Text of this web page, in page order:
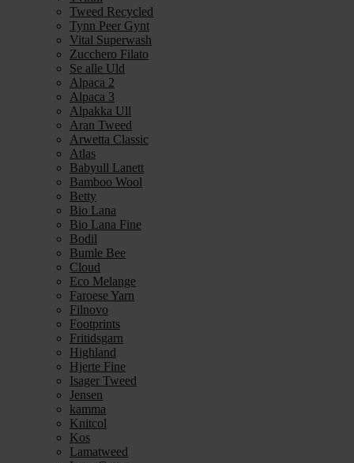
Tweed Recycled
Tynn Peer Gynt
Vital Superwash
Zucchero Filato
Se alle Uld
Alpaca 2
Alpaca 3
Alpakka Ull
Aran Tweed
Arwetta Classic
Atlas
Babyull Lanett
Bamboo Wool
Betty
Bio Lana
Bio Lana Fine
Bodil
Bumle Bee
Cloud
Eco Melange
Faroese Yarn
Filnovo
Footprints
Fritidsgarn
Highland
Hjerte Fine
Isager Tweed
Jensen
kamma
Knitcol
Kos
Lamatweed